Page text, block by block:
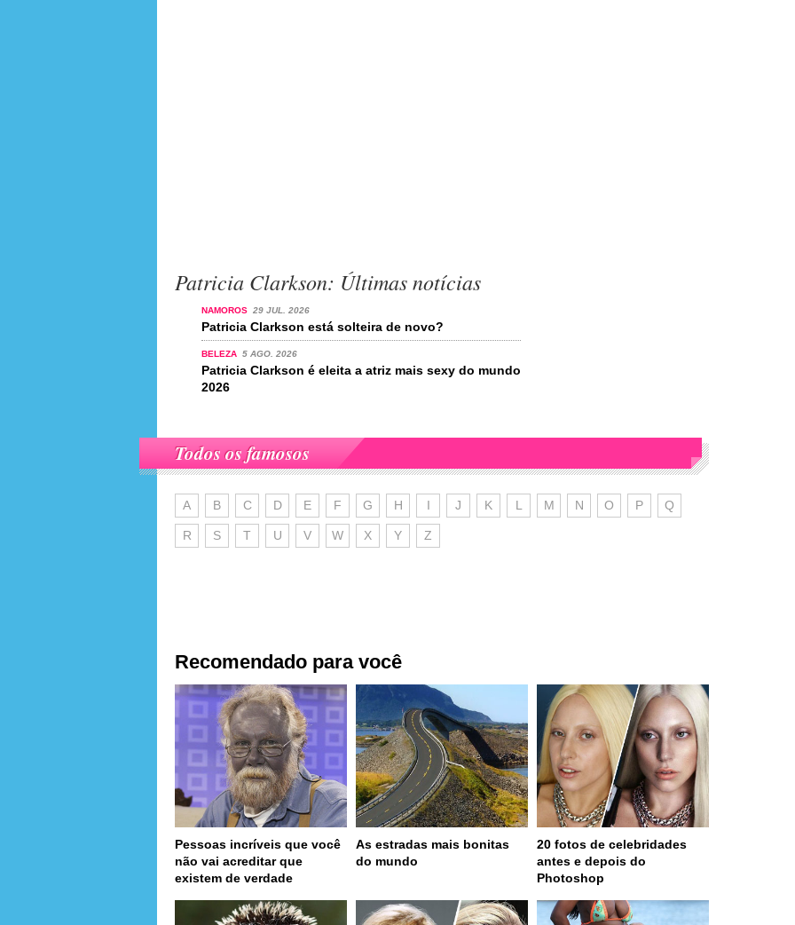
Patricia Clarkson: Últimas notícias
NAMOROS 29 JUL. 2026
Patricia Clarkson está solteira de novo?
BELEZA 5 AGO. 2026
Patricia Clarkson é eleita a atriz mais sexy do mundo
2026
Todos os famosos
A B C D E F G H I J K L M N O P Q
R S T U V W X Y Z
Recomendado para você
Pessoas incríveis que você
não vai acreditar que
existem de verdade
As estradas mais bonitas
do mundo
20 fotos de celebridades
antes e depois do
Photoshop